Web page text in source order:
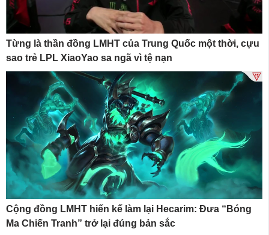
Từng là thần đồng LMHT của Trung Quốc một thời, cựu
sao trẻ LPL XiaoYao sa ngã vì tệ nạn
Cộng đồng LMHT hiến kế làm lại Hecarim: Đưa “Bóng
Ma Chiến Tranh” trở lại đúng bản sắc